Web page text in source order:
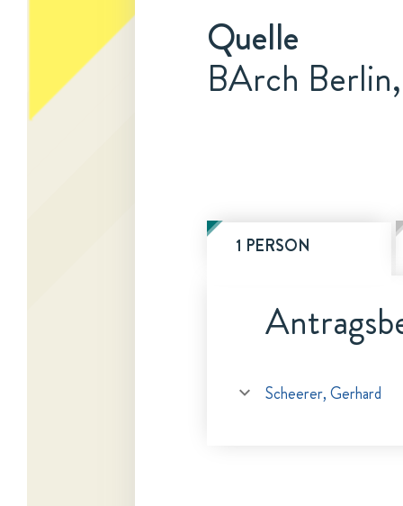
Quelle
BArch
1 PERSON
Scheerer, Gerhard